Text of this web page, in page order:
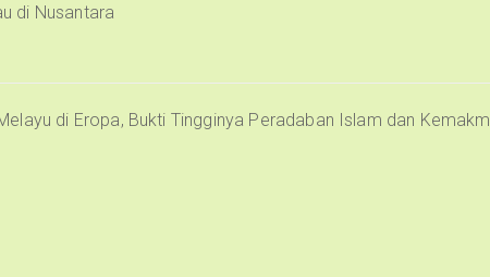
di Nusantara
di Eropa, Bukti Tingginya Peradaban Islam dan